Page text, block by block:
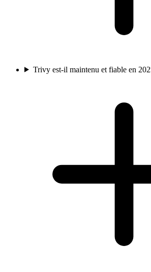
Trivy est-il maintenu et fiable en